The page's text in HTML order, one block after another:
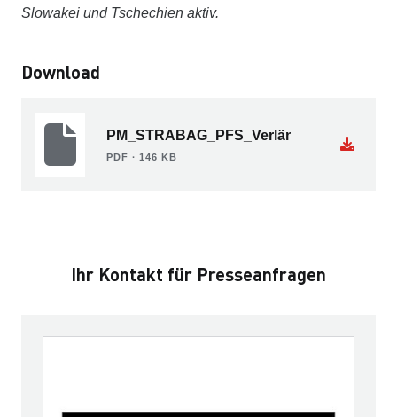
Slowakei und Tschechien aktiv.
Download
PDF ∙ 146 KB
Ihr Kontakt für Presseanfragen